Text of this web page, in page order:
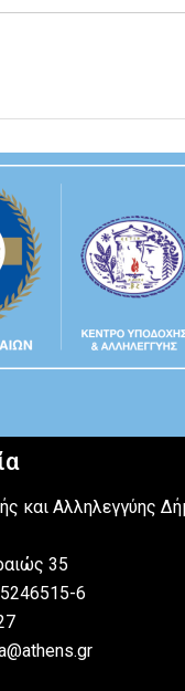
και Αλληλεγγύης
35
6